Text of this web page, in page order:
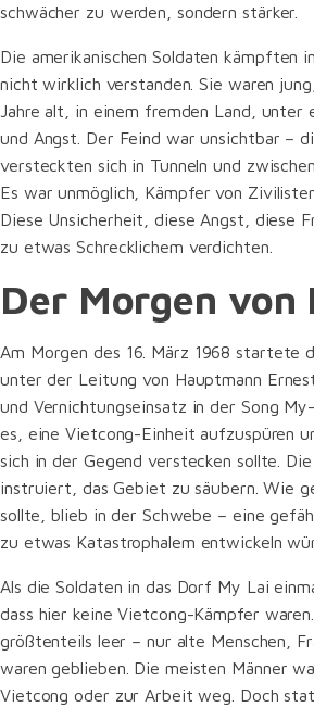
schwächer zu werden, sondern stärker.
Die amerikanischen Soldaten kämpften
nicht wirklich verstanden. Sie waren
Jahre alt, in einem fremden Land, unter
und Angst. Der Feind war unsichtbar –
versteckten sich in Tunneln und
Es war unmöglich, Kämpfer von
Diese Unsicherheit, diese Angst, diese
zu etwas Schrecklichem verdichten.
Der Morgen von
Am Morgen des 16. März 1968 startete
unter der Leitung von Hauptmann
und Vernichtungseinsatz in der Song
es, eine Vietcong-Einheit aufzuspüren
sich in der Gegend verstecken sollte.
instruiert, das Gebiet zu säubern. Wie
sollte, blieb in der Schwebe – eine
zu etwas Katastrophalem entwickeln
Als die Soldaten in das Dorf My Lai
dass hier keine Vietcong-Kämpfer
größtenteils leer – nur alte Menschen,
waren geblieben. Die meisten Männer
Vietcong oder zur Arbeit weg. Doch